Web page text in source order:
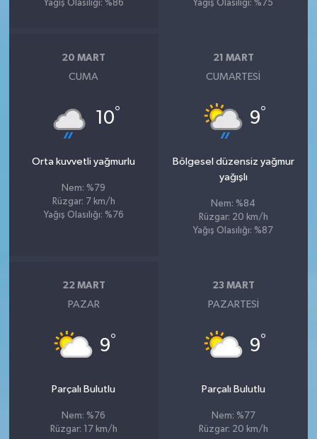
Yağış Olasılığı: %86
Yağış Olasılığı: %75
20 MART
CUMA
10°
Orta kuvvetli yağmurlu
Nem: %79
Rüzgar: 7 km/h
Yağış Olasılığı: %76
21 MART
CUMARTESI
9°
Bölgesel düzensiz yağmur
yağışlı
Nem: %84
Rüzgar: 20 km/h
Yağış Olasılığı: %87
22 MART
PAZAR
9°
Parçalı Bulutlu
Nem: %76
Rüzgar: 17 km/h
23 MART
PAZARTESI
9°
Parçalı Bulutlu
Nem: %77
Rüzgar: 20 km/h